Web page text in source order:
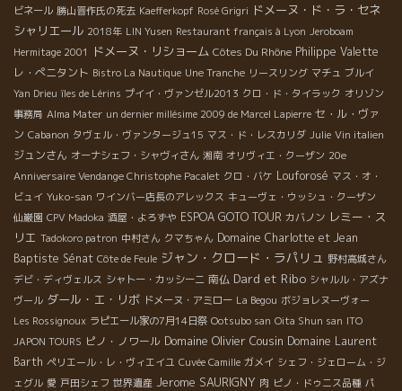
ビネール 勝山晋作氏の死去 Kaefferkopf Rosé Grigri ドメーヌ・ド・ラ・セネ
シャリエール 2018年 LIN Yusen Restaurant français à Lyon Jeroboam
Hermitage 2001
ドメーヌ・リショーム Côtes Du Rhône Philippe Valette
レ・ぺニタント Bistro La Nautique Une Tranche リースリング マチュ ブルイ
Yan Drieu îles de Lérins プイイ・ヴァンゼル2013 クロ・ド・タイラック オリゾン
事務局 Alma Mater un dernier millésime 2009 de Marcel Lapierre セ・ル・ヴァ
ン Cabanon タヴェル・ヴァンタージュ15 マス・ド・レスカリダ Julie Vin italien
ジュンさん オーナシェフ・シャヴィさん 湘南 オリヴィエ・クーザン 20e
Anniversaire Vendange Christophe Pacalet クロ・バケ Louforosé マス・オ・
ビュイ Yuko-san ワインバー店長のアレックス キューヴェ・ウッシュ・クーザン
仙巌園 CPV Madoka 酒屋・よろずや ESPOA GOTO TOUR カバノン レミー・ス
リエ Tadokoro patron 中村さん クマちゃん Domaine Charlotte et Jean
Baptiste Sénat Côte de Feule ジャン・クロード・ラパリュ 野村高城さん
デビ・ディヴェルス シャトー・カッシーニ 南仏 Dard et Ribo シャルル・アズナ
ヴール ダール・エ・リボ ドメーヌ・アミロー La Begou ボジョレヌーヴォー
Les Rossignoux ラピエール家の7月14日祭 Ootsubo san Oita Shun san ITO
JAPON TOURS ピノ・ノワール Domaine Olivier Cousin Domaine Laurent
Barth ペリエール・レ・ヴィエイユ Cuvée Camille ガメイ シェフ・ジェローム・ジ
ェグル 愛 戸田シェフ 世界遺産 Jerome SAURIGNY 肉 ピノ・ドゥニス品種 パ